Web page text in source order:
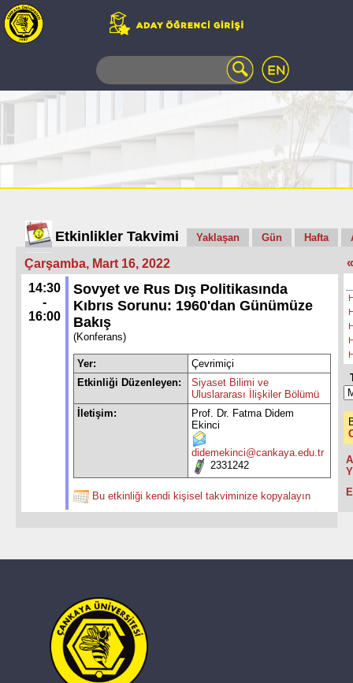
TELEFON
AÇILAN
UZAKTAN
EĞİTİM
KAMPÜSTE
YAŞAM
KÜTÜPHANE
PORTALI
Etkinlikler Takvimi Yaklaşan Gün Hafta
Çarşamba, Mart 16, 2022
14:30
-
16:00
Sovyet ve Rus Dış Politikasında
Kıbrıs Sorunu: 1960'dan Günümüze
Bakış
(Konferans)
Yer:
Çevrimiçi
Etkinliği Düzenleyen:
Siyaset Bilimi ve
Uluslararası İlişkiler Bölümü
İletişim:
Prof. Dr. Fatma Didem
Ekinci
didemekinci@cankaya.edu.tr
2331242
Bu etkinliği kendi kişisel takviminize kopyalayın
«